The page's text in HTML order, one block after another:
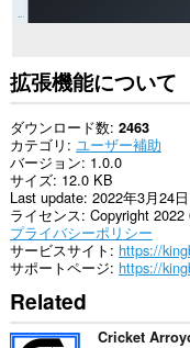
拡張機能について
ダウンロード数 2463
カテゴリ ユーザー補助
バージョン 1.0.0
サイズ 12.0 KB
Last update 2022年3月24日
ライセンス Copyright 2022
プライバシーポリシー
サービスサイト https://
サポートページ https://
Related
Cricket